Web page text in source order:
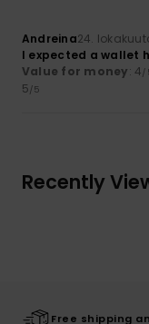
Andreina24.
I expected a wallet
Value for money: 4/
5/5
Recently
Free shipping